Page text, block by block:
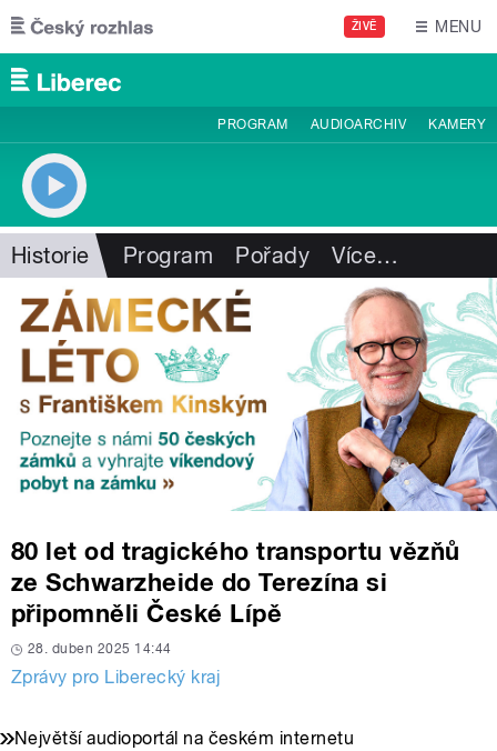
Přejít k hlavnímu obsahu
ŽIVĚ MENU
PROGRAM AUDIOARCHIV KAMERY
Historie Program Pořady Více…
80 let od tragického transportu vězňů
ze Schwarzheide do Terezína si
připomněli České Lípě
28. duben 2025 14:44
Zprávy pro Liberecký kraj
Největší audioportál na českém internetu